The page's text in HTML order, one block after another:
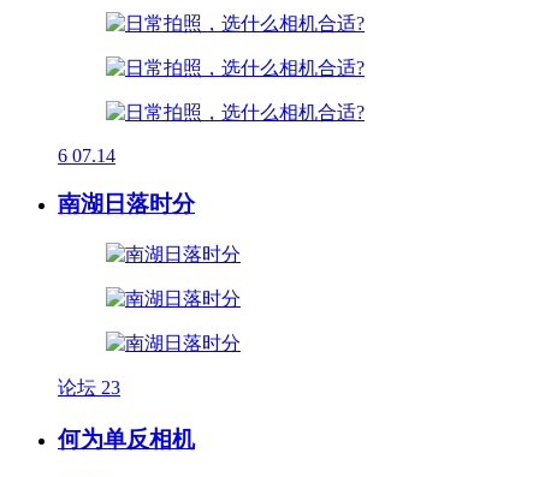
6 07.14
南湖日落时分
论坛 23
何为单反相机